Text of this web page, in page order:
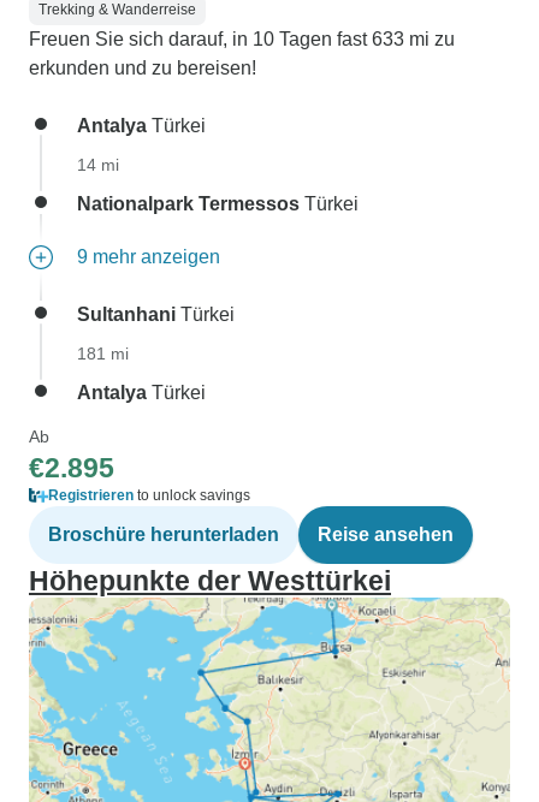
Trekking & Wanderreise
Freuen Sie sich darauf, in 10 Tagen fast 633 mi zu
erkunden und zu bereisen!
Antalya Türkei
14 mi
Nationalpark Termessos Türkei
9 mehr anzeigen
Sultanhani Türkei
181 mi
Antalya Türkei
Ab
€2.895
Registrieren to unlock savings
Broschüre herunterladen Reise ansehen
Höhepunkte der Westtürkei